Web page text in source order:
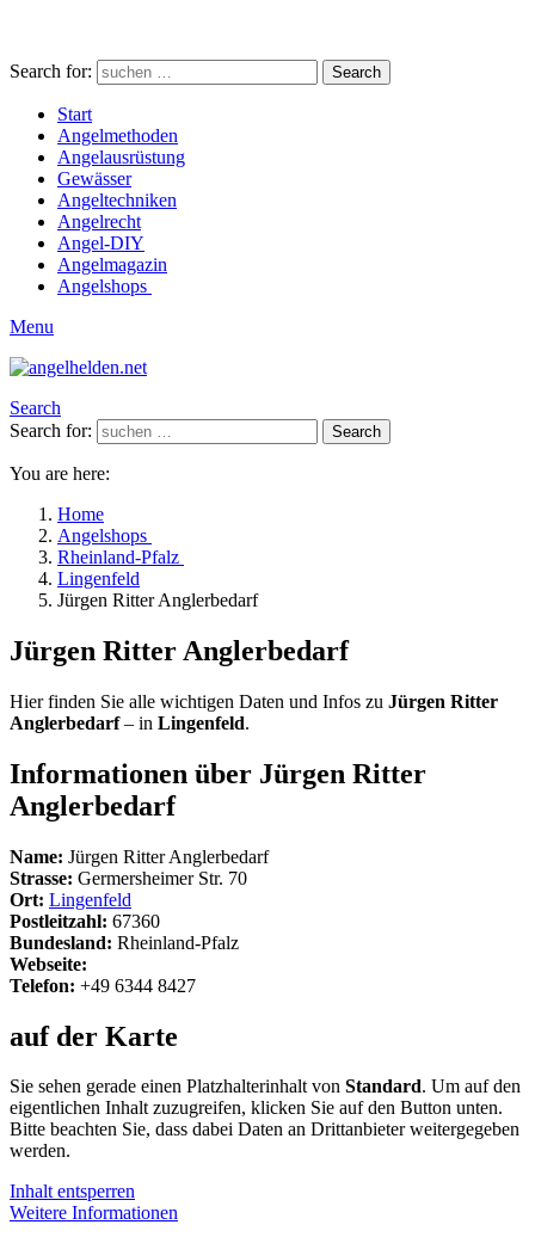
Search for: Search
Start
Angelmethoden
Angelausrüstung
Gewässer
Angeltechniken
Angelrecht
Angel-DIY
Angelmagazin
Angelshops
Menu
Search
Search for:
Search
You are here:
Home
Angelshops
Rheinland-Pfalz
Lingenfeld
Jürgen Ritter Anglerbedarf
Jürgen Ritter Anglerbedarf
Hier finden Sie alle wichtigen Daten und Infos zu Jürgen Ritter
Anglerbedarf– in Lingenfeld.
Informationen über Jürgen Ritter
Anglerbedarf
Name: Jürgen Ritter Anglerbedarf
Strasse: Germersheimer Str. 70
Ort: Lingenfeld
Postleitzahl: 67360
Bundesland: Rheinland-Pfalz
Webseite:
Telefon: +49 6344 8427
auf der Karte
Sie sehen gerade einen Platzhalterinhalt von Standard. Um auf den
eigentlichen Inhalt zuzugreifen, klicken Sie auf den Button unten.
Bitte beachten Sie, dass dabei Daten an Drittanbieter weitergegeben
werden.
Inhalt entsperren
Weitere Informationen